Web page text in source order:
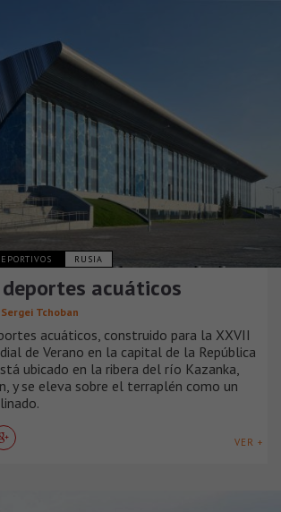
RUSIA
acuáticos
Sergei Tchoban
acuáticos, construido para la XXVII
de Verano en la capital de la República
ubicado en la ribera del río Kazanka,
y se eleva sobre el terraplén como un
VER +